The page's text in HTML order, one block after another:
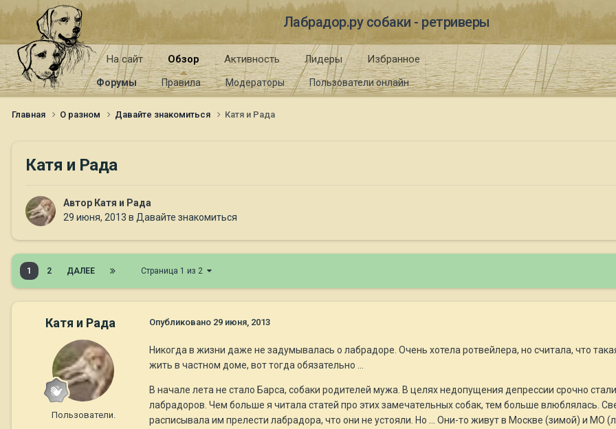
Лабрадор.ру собаки - ретриверы
На сайт Обзор
Форумы Правила Модераторы Пользователи онлайн
Активность Лидеры Избранное
Главная О разном Давайте знакомиться Катя и Рада
Катя и Рада
Автор Катя и Рада
29 июня, 2013 в Давайте знакомиться
1 2 ДАЛЕЕ Страница 1 из 2
Катя и Рада
Пользователи.
Опубликовано 29 июня, 2013
Никогда в жизни даже не задумывалась о лабрадоре. Очень хотела ротвейлера, но считала, что
жить в частном доме, вот тогда обязательно ...
В начале лета не стало Барса, собаки родителей мужа. В целях недопущения депрессии срочно
лабрадоров. Чем больше я читала статей про этих замечательных собак, тем больше влюблялась.
расписывала им прелести лабрадора, что они не устояли. Но ... Они-то живут в Москве (зимой) и МО